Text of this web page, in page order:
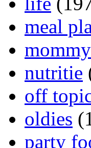
meal
nutritie
off
oldies
party